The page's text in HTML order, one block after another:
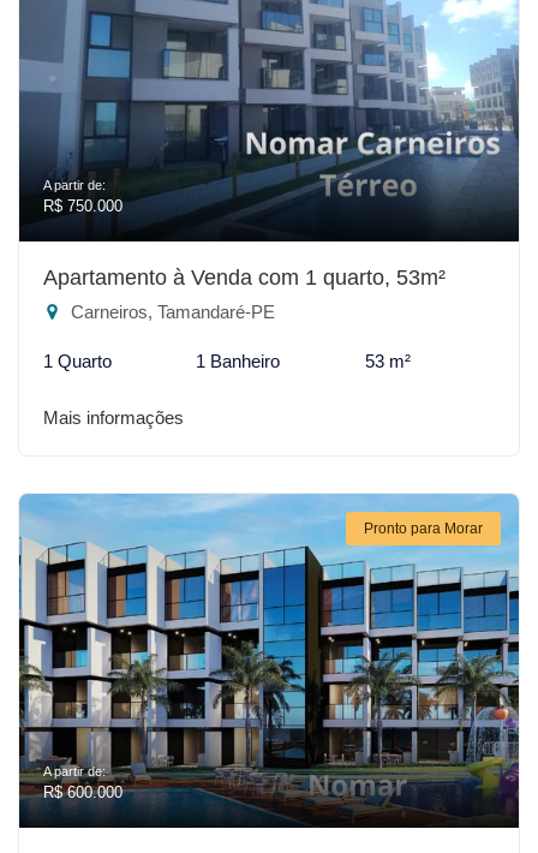
A partir de:
R$ 750.000
Apartamento à Venda com 1 quarto, 53m²
Carneiros, Tamandaré-PE
1 Quarto 1 Banheiro 53 m²
Mais informações
Pronto para Morar
A partir de:
R$ 600.000